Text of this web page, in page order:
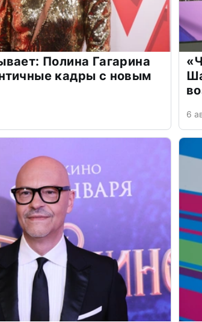
Полина Гагарина
кадры с новым
6